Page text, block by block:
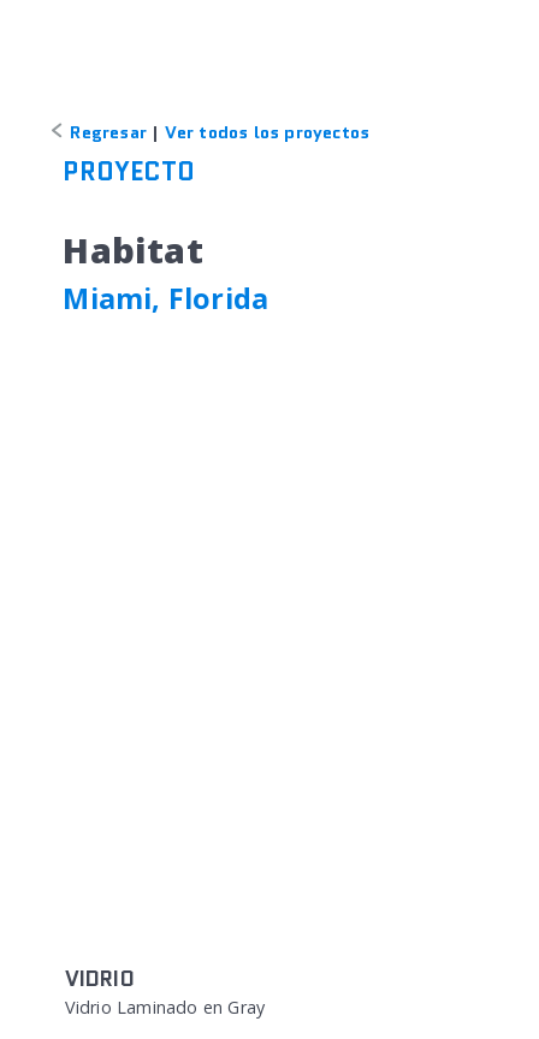
Regresar | Ver todos los proyectos
PROYECTO
Habitat
Miami, Florida
VIDRIO
Vidrio Laminado en Gray